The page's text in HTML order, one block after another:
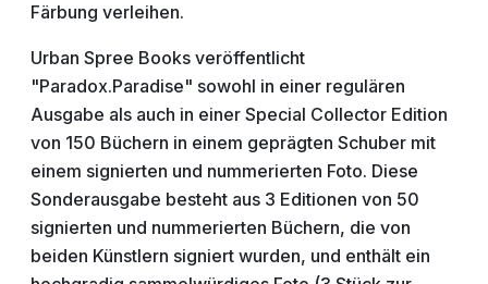
Färbung verleihen.
Urban Spree Books veröffentlicht
"Paradox.Paradise" sowohl in einer regulären
Ausgabe als auch in einer Special Collector Edition
von 150 Büchern in einem geprägten Schuber mit
einem signierten und nummerierten Foto. Diese
Sonderausgabe besteht aus 3 Editionen von 50
signierten und nummerierten Büchern, die von
beiden Künstlern signiert wurden, und enthält ein